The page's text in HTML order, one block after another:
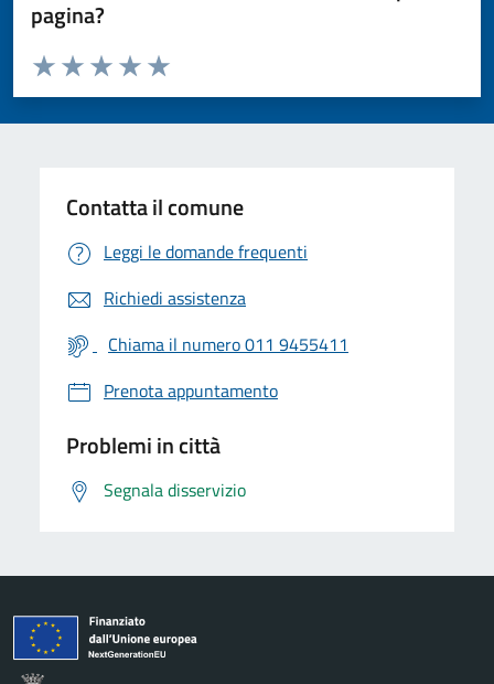
pagina?
Valuta da 1 a 5 stelle la pagina
Valuta 5 stelle su 5
Valuta 4 stelle su 5
Valuta 3 stelle su 5
Valuta 2 stelle su 5
Valuta 1 stelle su 5
Contatta il comune
Leggi le domande frequenti
Richiedi assistenza
Chiama il numero 011 9455411
Prenota appuntamento
Problemi in città
Segnala disservizio